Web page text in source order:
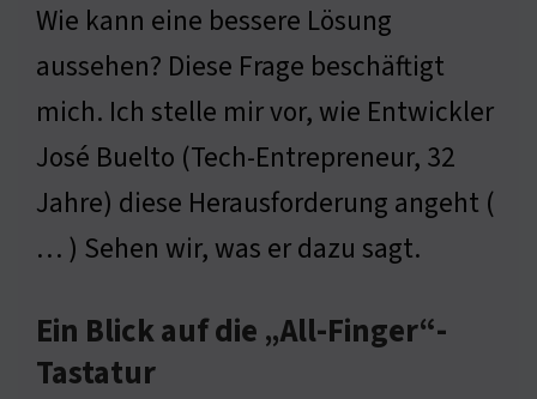
Wie kann eine bessere Lösung
aussehen? Diese Frage beschäftigt
mich. Ich stelle mir vor, wie Entwickler
José Buelto (Tech-Entrepreneur, 32
Jahre) diese Herausforderung angeht (
… ) Sehen wir, was er dazu sagt.
Ein Blick auf die „All-Finger“-
Tastatur